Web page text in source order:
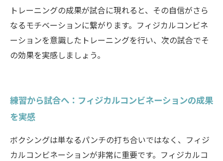
トレーニングの成果が試合に現れると、その自信がさら
なるモチベーションに繋がります。フィジカルコンビネ
ーションを意識したトレーニングを行い、次の試合でそ
の効果を実感しましょう。
練習から試合へ：フィジカルコンビネーションの成果
を実感
ボクシングは単なるパンチの打ち合いではなく、フィジ
カルコンビネーションが非常に重要です。フィジカルコ